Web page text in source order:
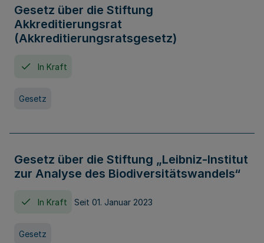
Gesetz über die Stiftung
Akkreditierungsrat
(Akkreditierungsratsgesetz)
In Kraft
Gesetz
Gesetz über die Stiftung „Leibniz-Institut
zur Analyse des Biodiversitätswandels“
In Kraft Seit 01. Januar 2023
Gesetz